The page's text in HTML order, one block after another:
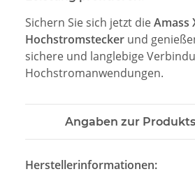
Sichern Sie sich jetzt dieAmass
Hochstromstecker und
sichere und langlebige
Hochstromanwendungen.
Angaben zur
Herstellerinformationen: